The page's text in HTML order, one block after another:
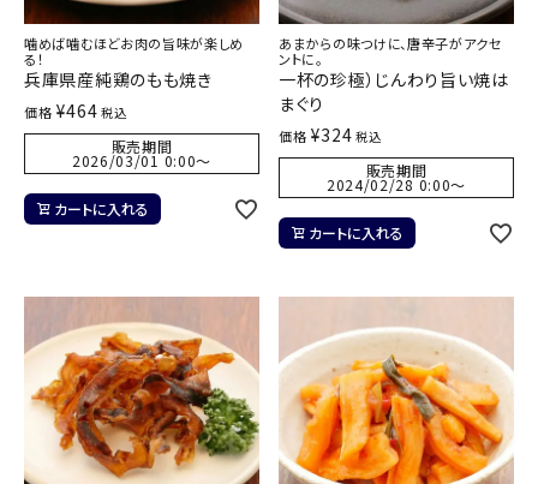
噛めば噛むほどお肉の旨味が楽しめ
る！
兵庫県産純鶏のもも焼き
価格 ¥464 税込
販売期間
2026/03/01 0:00〜
カートに入れる
あまからの味つけに、唐辛子がアクセ
ントに。
一杯の珍極）じんわり旨い焼は
まぐり
価格 ¥324 税込
販売期間
2024/02/28 0:00〜
カートに入れる